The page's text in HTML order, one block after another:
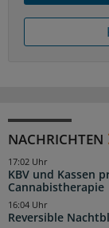
NACHRICHTEN
KBV und Kassen
Cannabistherapie
17:02 Uhr
Reversible
16:04 Uhr